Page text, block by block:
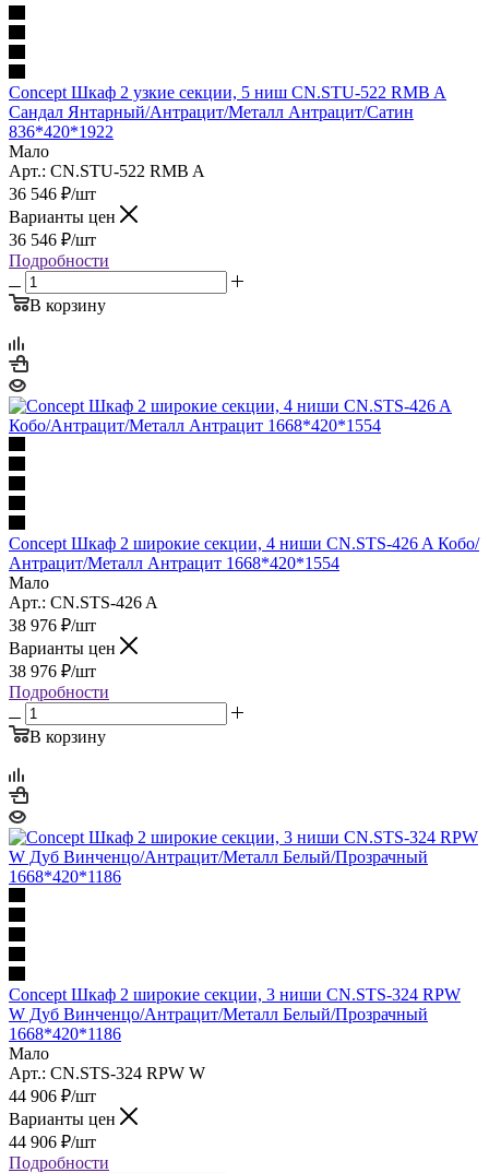
Concept Шкаф 2 узкие секции, 5 ниш CN.STU-522 RMB A
Сандал Янтарный/Антрацит/Металл Антрацит/Сатин
836*420*1922
Мало
Арт.: CN.STU-522 RMB A
36 546 ₽/шт
Варианты цен
36 546 ₽/шт
Подробности
В корзину
Concept Шкаф 2 широкие секции, 4 ниши CN.STS-426 A Кобо/
Антрацит/Металл Антрацит 1668*420*1554
Мало
Арт.: CN.STS-426 A
38 976 ₽/шт
Варианты цен
38 976 ₽/шт
Подробности
В корзину
Concept Шкаф 2 широкие секции, 3 ниши CN.STS-324 RPW
W Дуб Винченцо/Антрацит/Металл Белый/Прозрачный
1668*420*1186
Мало
Арт.: CN.STS-324 RPW W
44 906 ₽/шт
Варианты цен
44 906 ₽/шт
Подробности